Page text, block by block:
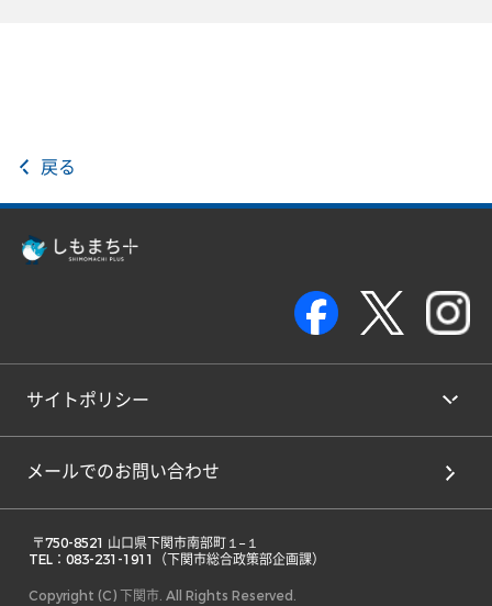
戻る
サイトポリシー
メールでのお問い合わせ
TEL：083-231-1911（下関市総合政策部企画課）
Copyright (C) 下関市. All Rights Reserved.